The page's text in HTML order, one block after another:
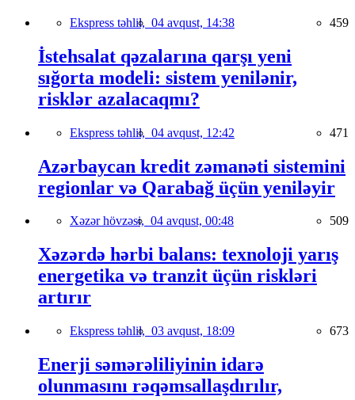
Ekspress təhlil, 04 avqust, 14:38 459
İstehsalat qəzalarına qarşı yeni
sığorta modeli: sistem yenilənir,
risklər azalacaqmı?
Ekspress təhlil, 04 avqust, 12:42 471
Azərbaycan kredit zəmanəti sistemini
regionlar və Qarabağ üçün yeniləyir
Xəzər hövzəsi, 04 avqust, 00:48 509
Xəzərdə hərbi balans: texnoloji yarış
energetika və tranzit üçün riskləri
artırır
Ekspress təhlil, 03 avqust, 18:09 673
Enerji səmərəliliyinin idarə
olunmasını rəqəmsallaşdırılır,